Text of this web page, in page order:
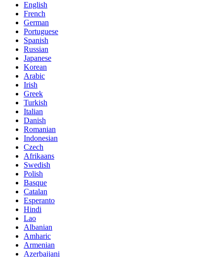
English
French
German
Portuguese
Spanish
Russian
Japanese
Korean
Arabic
Irish
Greek
Turkish
Italian
Danish
Romanian
Indonesian
Czech
Afrikaans
Swedish
Polish
Basque
Catalan
Esperanto
Hindi
Lao
Albanian
Amharic
Armenian
Azerbaijani